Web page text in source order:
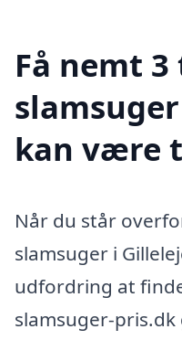
Få nemt
kan være
Når du står
slamsuger i
udfordring at
slamsuger-